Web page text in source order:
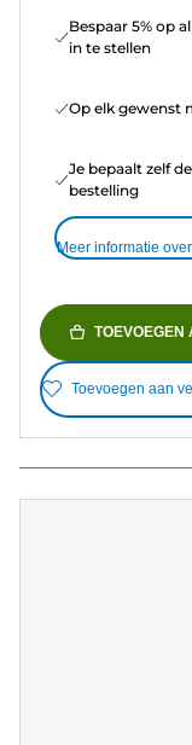
Bespaar 5% op
in te stellen
Op elk gewenst
Je bepaalt zelf
bestelling
Meer informatie
Toevoegen aan